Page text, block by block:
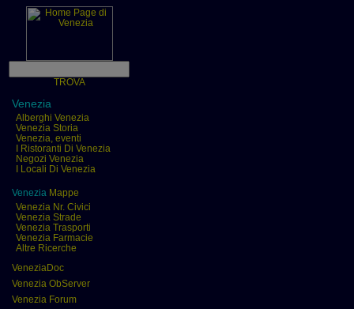
TROVA
Venezia
Alberghi Venezia
Venezia Storia
Venezia, eventi
I Ristoranti Di Venezia
Negozi Venezia
I Locali Di Venezia
Venezia Mappe
Venezia Nr. Civici
Venezia Strade
Venezia Trasporti
Venezia Farmacie
Altre Ricerche
VeneziaDoc
Venezia ObServer
Venezia Forum